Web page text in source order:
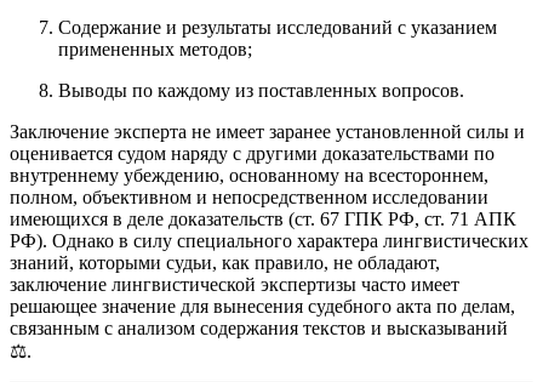
Содержание и результаты исследований с указанием
примененных методов;
Выводы по каждому из поставленных вопросов.
Заключение эксперта не имеет заранее установленной силы и
оценивается судом наряду с другими доказательствами по
внутреннему убеждению, основанному на всестороннем,
полном, объективном и непосредственном исследовании
имеющихся в деле доказательств (ст. 67 ГПК РФ, ст. 71 АПК
РФ). Однако в силу специального характера лингвистических
знаний, которыми судьи, как правило, не обладают,
заключение лингвистической экспертизы часто имеет
решающее значение для вынесения судебного акта по делам,
связанным с анализом содержания текстов и высказываний
⚖️.